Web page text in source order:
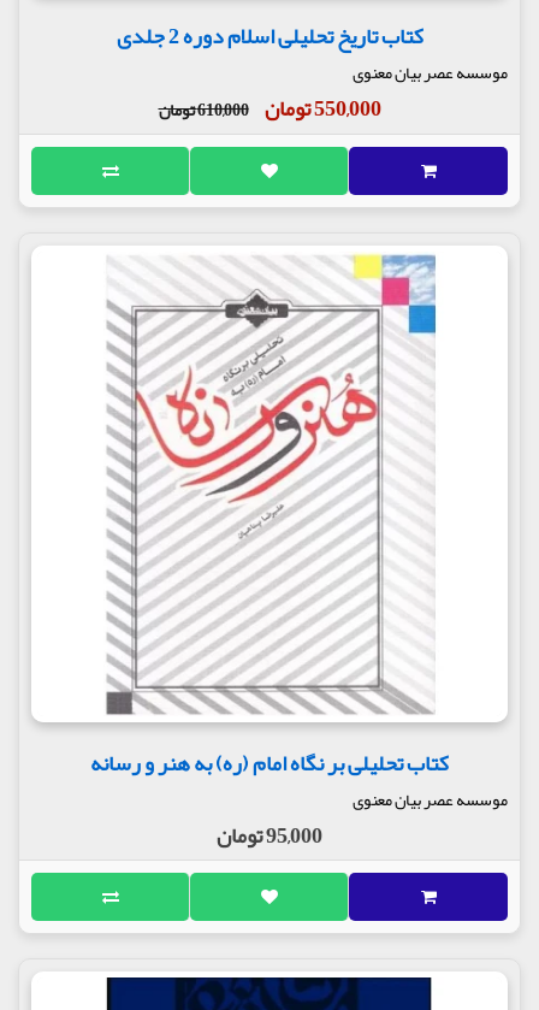
کتاب تاریخ تحلیلی اسلام دوره 2 جلدی
موسسه عصر بیان معنوی
550,000 تومان 610,000 تومان
کتاب تحلیلی بر نگاه امام (ره) به هنر و رسانه
موسسه عصر بیان معنوی
95,000 تومان